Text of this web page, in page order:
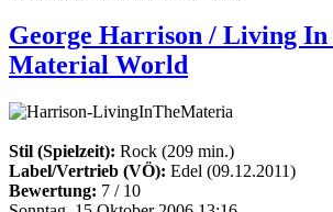
George Harrison / Living In
Material World
Stil (Spielzeit): Rock (209 min.)
Label/Vertrieb (VÖ): Edel (09.12.2011)
Bewertung: 7 / 10